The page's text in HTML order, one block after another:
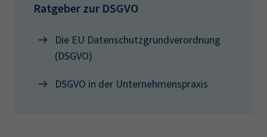
Ratgeber zur DSGVO
Die EU Datenschutzgrundverordnung
(DSGVO)
DSGVO in der Unternehmenspraxis